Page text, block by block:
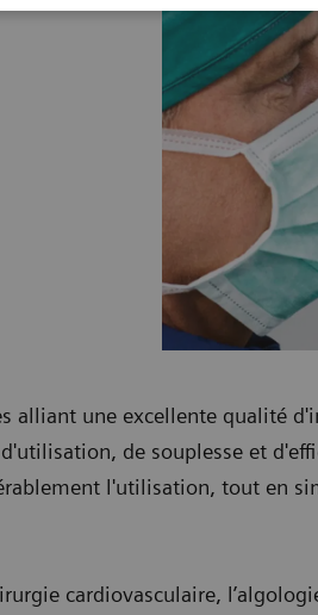
alliant une excellente qualité
de souplesse et
l'utilisation, tout en
cardiovasculaire,